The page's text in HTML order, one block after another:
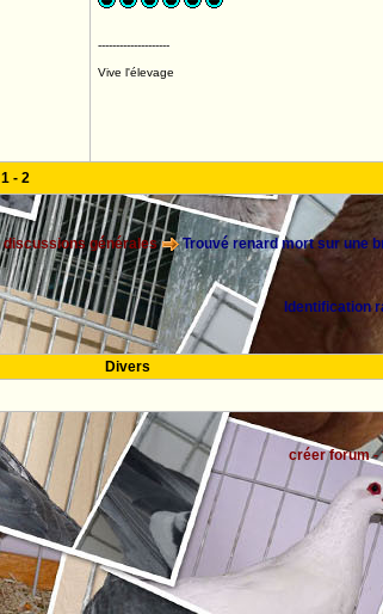
--------------------
Vive l'élevage
1- 2
discussions générales Trouvé renard mort sur une
Identification
Divers
créer forum-